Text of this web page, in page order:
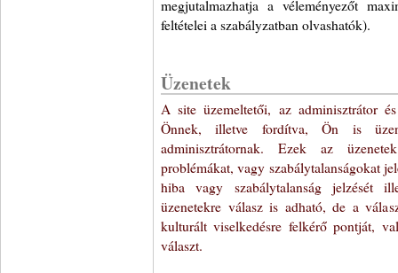
megjutalmazhatja a véleményezőt
feltételei a szabályzatban olvashatók).
Üzenetek
A site üzemeltetői, az adminisztrátor
Önnek, illetve fordítva, Ön is
adminisztrátornak. Ezek az
problémákat, vagy szabálytalanságokat
hiba vagy szabálytalanság jelzését
üzenetekre válasz is adható, de a
kulturált viselkedésre felkérő pontját,
választ.